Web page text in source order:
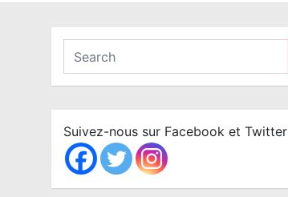
a
c
h
Suivez-nous sur Facebook et Twitter